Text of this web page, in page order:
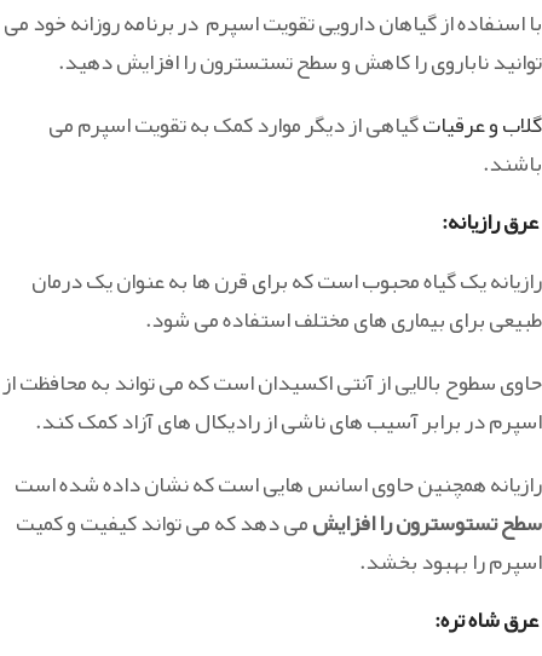
با اسنفاده از گیاهان دارویی تقویت اسپرم در برنامه روزانه خود می
توانید ناباروی را کاهش و سطح تستسترون را افزایش دهید.
گلاب و عرقیاتگیاهی از دیگر موارد کمک به تقویت اسپرم می
باشند.
عرق رازیانه:
رازیانه یک گیاه محبوب است که برای قرن ها به عنوان یک درمان
طبیعی برای بیماری های مختلف استفاده می شود.
حاوی سطوح بالایی از آنتی اکسیدان است که می تواند به محافظت از
اسپرم در برابر آسیب های ناشی از رادیکال های آزاد کمک کند.
رازیانه همچنین حاوی اسانس هایی است که نشان داده شده است
سطح تستوسترون را افزایشمی دهد که می تواند کیفیت و کمیت
اسپرم را بهبود بخشد.
عرق شاه تره: